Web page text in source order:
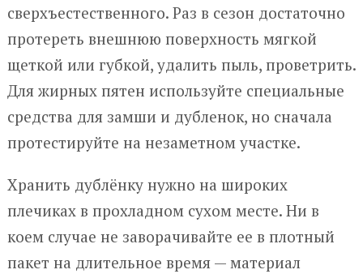
сверхъестественного. Раз в сезон достаточно
протереть внешнюю поверхность мягкой
щеткой или губкой, удалить пыль, проветрить.
Для жирных пятен используйте специальные
средства для замши и дубленок, но сначала
протестируйте на незаметном участке.
Хранить дублёнку нужно на широких
плечиках в прохладном сухом месте. Ни в
коем случае не заворачивайте ее в плотный
пакет на длительное время — материал